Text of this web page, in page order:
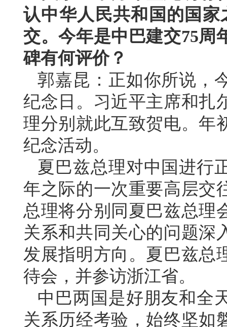
认中华人民共和国的国家
交。今年是中巴建交75周
碑有何评价？
郭嘉昆：正如你所说，
纪念日。习近平主席和扎
理分别就此互致贺电。年
纪念活动。
夏巴兹总理对中国进行
年之际的一次重要高层交
总理将分别同夏巴兹总理
关系和共同关心的问题深
发展指明方向。夏巴兹总
待会，并参访浙江省。
中巴两国是好朋友和全
关系历经考验，始终坚如